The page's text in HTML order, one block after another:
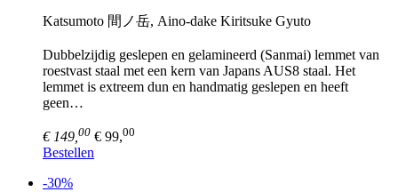
Katsumoto 間ノ岳, Aino-dake Kiritsuke Gyuto
Dubbelzijdig geslepen en gelamineerd (Sanmai) lemmet van
roestvast staal met een kern van Japans AUS8 staal. Het
lemmet is extreem dun en handmatig geslepen en heeft
geen…
€ 149, 00 € 99,00
Bestellen
-30%